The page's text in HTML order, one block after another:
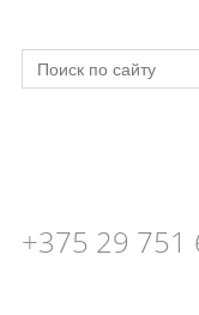
+375 29 751